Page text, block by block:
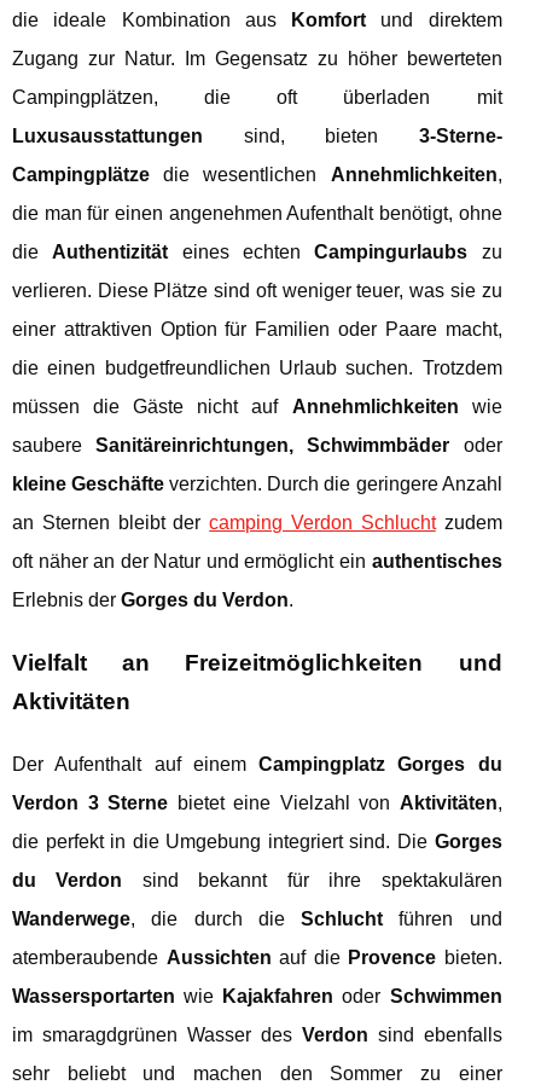
die ideale Kombination aus
Komfort und direktem
Zugang zur Natur. Im Gegensatz zu höher bewerteten
Campingplätzen, die oft überladen mit
Luxusausstattungen sind, bieten 3-Sterne-
Campingplätze die wesentlichen Annehmlichkeiten,
die man für einen angenehmen Aufenthalt benötigt, ohne
dieAuthentizität eines echtenCampingurlaubs zu
verlieren. Diese Plätze sind oft weniger teuer, was sie zu
einer attraktiven Option für Familien oder Paare macht,
die einen budgetfreundlichen Urlaub suchen. Trotzdem
müssen die Gäste nicht auf Annehmlichkeiten wie
saubereSanitäreinrichtungen, Schwimmbäder oder
kleine Geschäfte verzichten. Durch die geringere Anzahl
an Sternen bleibt dercamping Verdon Schluchtzudem
oft näher an der Natur und ermöglicht ein authentisches
Erlebnis der Gorges du Verdon.
Vielfalt an Freizeitmöglichkeiten und
Aktivitäten
Der Aufenthalt auf einemCampingplatz Gorges du
Verdon 3 Sterne bietet eine Vielzahl von Aktivitäten,
die perfekt in die Umgebung integriert sind. Die Gorges
du Verdon sind bekannt für ihre spektakulären
Wanderwege, die durch dieSchlucht führen und
atemberaubende Aussichten auf die Provence bieten.
Wassersportarten wie Kajakfahren oder Schwimmen
im smaragdgrünen Wasser des Verdon sind ebenfalls
sehr beliebt und machen den Sommer zu einer